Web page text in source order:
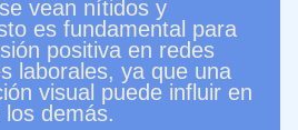
vean nítidos y
es fundamental para
positiva en redes
laborales, ya que una
visual puede influir en
los demás.